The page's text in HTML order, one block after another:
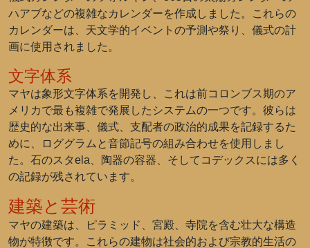
ハアブなどの複雑なカレンダーを作成しました。これらの
カレンダーは、天文学的イベントの予測や祭り、儀式の計
画に使用されました。
文字体系
マヤは象形文字体系を開発し、これは前コロンブス期のア
メリカで最も複雑で発展したシステムの一つです。彼らは
歴史的な出来事、儀式、支配者の政治的成果を記録するた
めに、ロググラムと音節記号の組み合わせを使用しまし
た。石のスタela、陶器の容器、そしてコデックスには多く
の記録が残されています。
建築と芸術
マヤの建築は、ピラミッド、宮殿、寺院を含む壮大な構造
物が特徴です。これらの建物は社会的および宗教的生活の